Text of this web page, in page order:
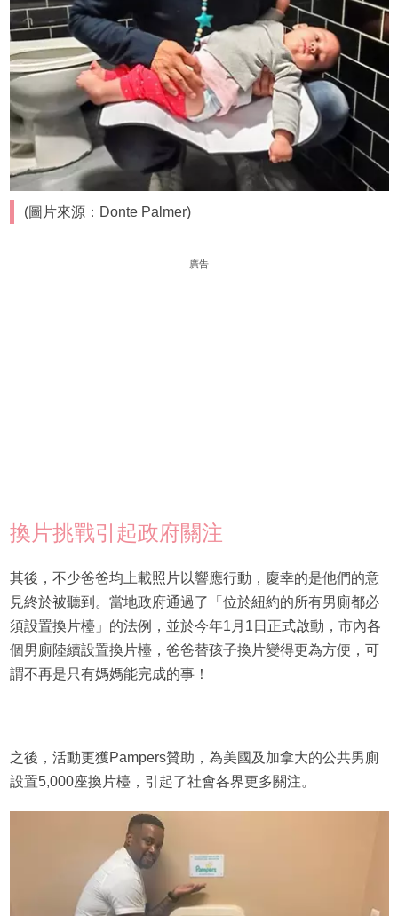
(圖片來源：Donte Palmer)
廣告
換片挑戰引起政府關注
其後，不少爸爸均上載照片以響應行動，慶幸的是他們的意
見終於被聽到。當地政府通過了「位於紐約的所有男廁都必
須設置換片檯」的法例，並於今年1月1日正式啟動，市內各
個男廁陸續設置換片檯，爸爸替孩子換片變得更為方便，可
謂不再是只有媽媽能完成的事！
之後，活動更獲Pampers贊助，為美國及加拿大的公共男廁
設置5,000座換片檯，引起了社會各界更多關注。